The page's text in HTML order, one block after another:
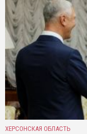
ХЕРСОНСКАЯ ОБЛАСТЬ